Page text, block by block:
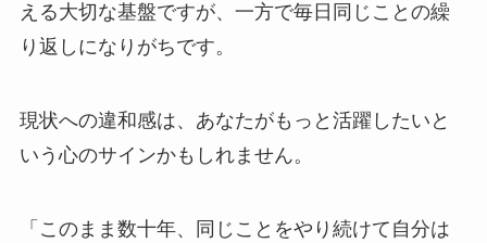
える大切な基盤ですが、一方で毎日同じことの繰
り返しになりがちです。
現状への違和感は、あなたがもっと活躍したいと
いう心のサインかもしれません。
「このまま数十年、同じことをやり続けて自分は